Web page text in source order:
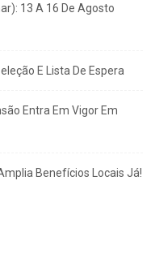
13 A 16 De Agosto
E Lista De Espera
Entra Em Vigor Em
Benefícios Locais Já!